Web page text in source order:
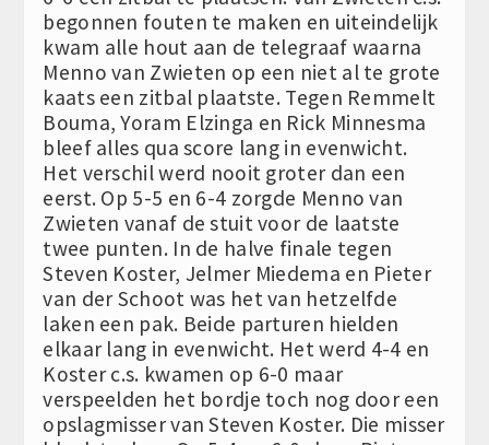
begonnen fouten te maken en uiteindelijk
kwam alle hout aan de telegraaf waarna
Menno van Zwieten op een niet al te grote
kaats een zitbal plaatste. Tegen Remmelt
Bouma, Yoram Elzinga en Rick Minnesma
bleef alles qua score lang in evenwicht.
Het verschil werd nooit groter dan een
eerst. Op 5-5 en 6-4 zorgde Menno van
Zwieten vanaf de stuit voor de laatste
twee punten. In de halve finale tegen
Steven Koster, Jelmer Miedema en Pieter
van der Schoot was het van hetzelfde
laken een pak. Beide parturen hielden
elkaar lang in evenwicht. Het werd 4-4 en
Koster c.s. kwamen op 6-0 maar
verspeelden het bordje toch nog door een
opslagmisser van Steven Koster. Die misser